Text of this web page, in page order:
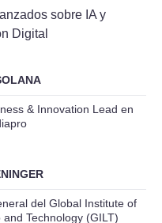
sobre IA y
Digital
& Innovation Lead en
del Global Institute of
and Technology (GILT)